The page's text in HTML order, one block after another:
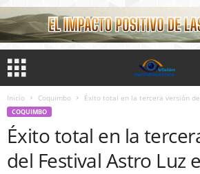
Inicio Coquimbo Éxito total en la tercera versión
COQUIMBO
Éxito total en la
del Festival Astro Luz